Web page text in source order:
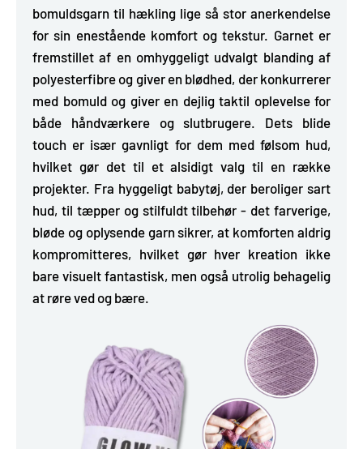
bomuldsgarn til hækling lige så stor anerkendelse
for sin enestående komfort og tekstur. Garnet er
fremstillet af en omhyggeligt udvalgt blanding af
polyesterfibre og giver en blødhed, der konkurrerer
med bomuld og giver en dejlig taktil oplevelse for
både håndværkere og slutbrugere. Dets blide
touch er især gavnligt for dem med følsom hud,
hvilket gør det til et alsidigt valg til en række
projekter. Fra hyggeligt babytøj, der beroliger sart
hud, til tæpper og stilfuldt tilbehør - det farverige,
bløde og oplysende garn sikrer, at komforten aldrig
kompromitteres, hvilket gør hver kreation ikke
bare visuelt fantastisk, men også utrolig behagelig
at røre ved og bære.